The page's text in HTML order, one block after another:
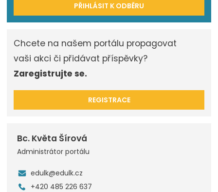
PŘIHLÁSIT K ODBĚRU
Chcete na našem portálu propagovat
vaši akci či přidávat příspěvky?
Zaregistrujte se.
REGISTRACE
Bc. Květa Šírová
Administrátor portálu
edulk@edulk.cz
+420 485 226 637